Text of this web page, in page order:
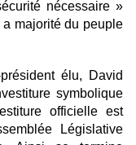
nécessaire »
majorité du peuple
élu, David
symbolique
officielle est
Législative